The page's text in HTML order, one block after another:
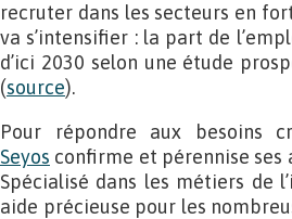
recruter dans les secteurs en
va s’intensifier : la part de
d’ici 2030 selon une étude
(source).
Pour répondre aux besoins
Seyos confirme et pérennise
Spécialisé dans les métiers de
aide précieuse pour les